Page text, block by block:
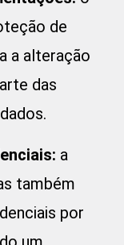
de
a alteração
das
a
também
por